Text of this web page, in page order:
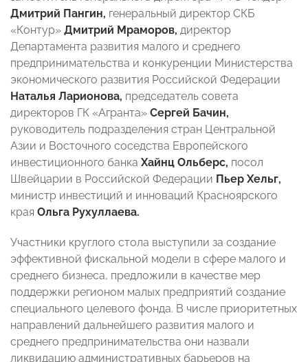
Дмитрий Пангин, генеральный директор СКБ
«Контур» Дмитрий Мраморов, директор
Департамента развития малого и среднего
предпринимательства и конкуренции Министерства
экономического развития Российской Федерации
Наталья Ларионова, председатель совета
директоров ГК «Агранта» Сергей Бачин,
руководитель подразделения стран Центральной
Азии и Восточного соседства Европейского
инвестиционного банка Хайнц Ольберс, посол
Швейцарии в Российской Федерации Пьер Хельг,
министр инвестиций и инноваций Красноярского
края Ольга Рухуллаева.
Участники круглого стола выступили за создание
эффективной фискальной модели в сфере малого и
среднего бизнеса, предложили в качестве мер
поддержки регионом малых предприятий создание
специального целевого фонда. В числе приоритетных
направлений дальнейшего развития малого и
среднего предпринимательства они назвали
ликвидацию административных барьеров на